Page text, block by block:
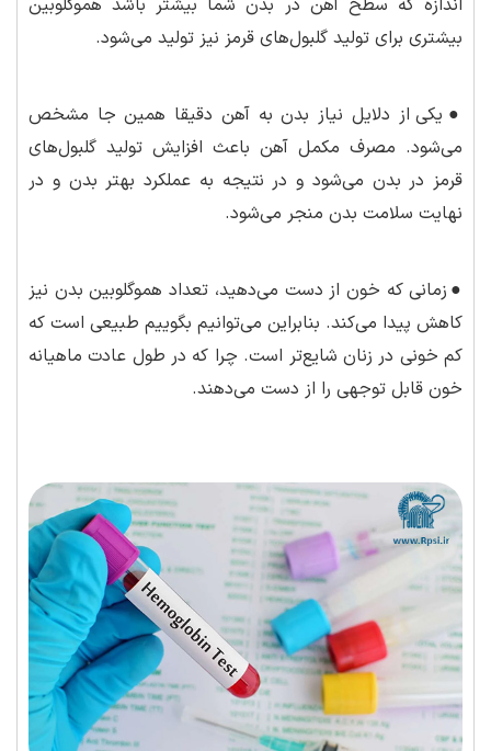
اندازه که سطح آهن در بدن شما بیشتر باشد هموگلوبین
بیشتری برای تولید گلبول‌های قرمز نیز تولید می‌شود.
● یکی از دلایل نیاز بدن به آهن دقیقا همین جا مشخص
می‌شود. مصرف مکمل آهن باعث افزایش تولید گلبول‌های
قرمز در بدن می‌شود و در نتیجه به عملکرد بهتر بدن و در
نهایت سلامت بدن منجر می‌شود.
● زمانی که خون از دست می‌دهید، تعداد هموگلوبین بدن نیز
کاهش پیدا می‌کند. بنابراین می‌توانیم بگوییم طبیعی است که
کم خونی در زنان شایع‌تر است. چرا که در طول عادت ماهیانه
خون قابل توجهی را از دست می‌دهند.